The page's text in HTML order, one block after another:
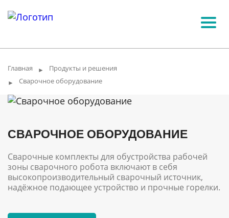
Главная ► Продукты и решения
► Сварочное оборудование
СВАРОЧНОЕ ОБОРУДОВАНИЕ
Сварочные комплекты для обустройства рабочей
зоны сварочного робота включают в себя
высокопроизводительный сварочный источник,
надёжное подающее устройство и прочные горелки.